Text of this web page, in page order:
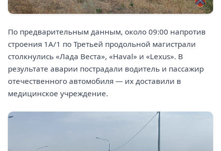
По предварительным данным, около 09:00 напротив
строения 1А/1 по Третьей продольной магистрали
столкнулись «Лада Веста», «Haval» и «Lexus». В
результате аварии пострадали водитель и пассажир
отечественного автомобиля — их доставили в
медицинское учреждение.